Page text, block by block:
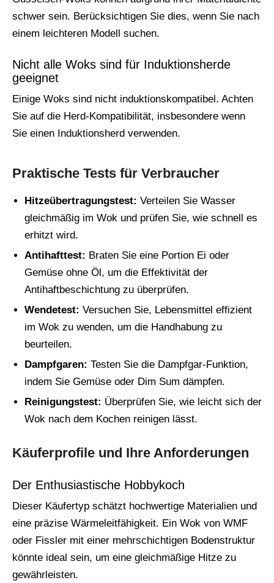
schwer sein. Berücksichtigen Sie dies, wenn Sie nach
einem leichteren Modell suchen.
Nicht alle Woks sind für Induktionsherde
geeignet
Einige Woks sind nicht induktionskompatibel. Achten
Sie auf die Herd-Kompatibilität, insbesondere wenn
Sie einen Induktionsherd verwenden.
Praktische Tests für Verbraucher
Hitzeübertragungstest: Verteilen Sie Wasser
gleichmäßig im Wok und prüfen Sie, wie schnell es
erhitzt wird.
Antihafttest: Braten Sie eine Portion Ei oder
Gemüse ohne Öl, um die Effektivität der
Antihaftbeschichtung zu überprüfen.
Wendetest: Versuchen Sie, Lebensmittel effizient
im Wok zu wenden, um die Handhabung zu
beurteilen.
Dampfgaren: Testen Sie die Dampfgar-Funktion,
indem Sie Gemüse oder Dim Sum dämpfen.
Reinigungstest: Überprüfen Sie, wie leicht sich der
Wok nach dem Kochen reinigen lässt.
Käuferprofile und Ihre Anforderungen
Der Enthusiastische Hobbykoch
Dieser Käufertyp schätzt hochwertige Materialien und
eine präzise Wärmeleitfähigkeit. Ein Wok von WMF
oder Fissler mit einer mehrschichtigen Bodenstruktur
könnte ideal sein, um eine gleichmäßige Hitze zu
gewährleisten.